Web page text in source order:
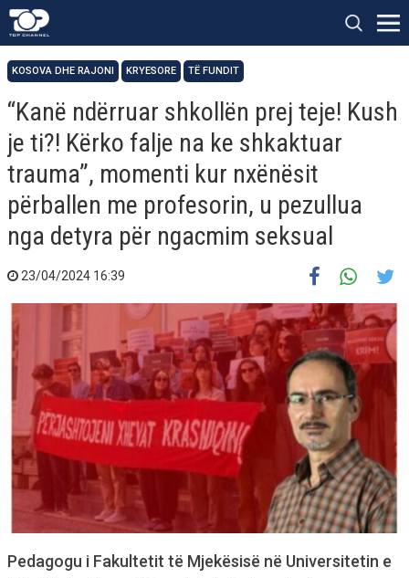
KOSOVA DHE RAJONI KRYESORE TË FUNDIT
“Kanë ndërruar shkollën prej teje! Kush
je ti?! Kërko falje na ke shkaktuar
trauma”, momenti kur nxënësit
përballen me profesorin, u pezullua
nga detyra për ngacmim seksual
23/04/2024 16:39
Pedagogu i Fakultetit të Mjekësisë në Universitetin e